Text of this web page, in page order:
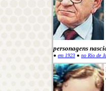
personagens
● em 1923 ● no Rio de